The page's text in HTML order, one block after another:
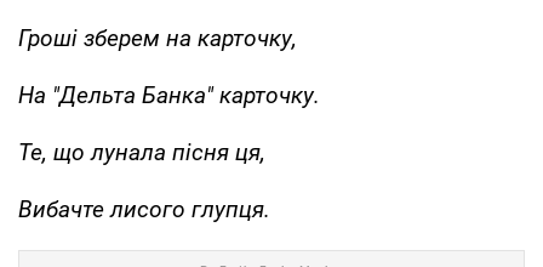
Гроші зберем на карточку,
На "Дельта Банка" карточку.
Те, що лунала пісня ця,
Вибачте лисого глупця.